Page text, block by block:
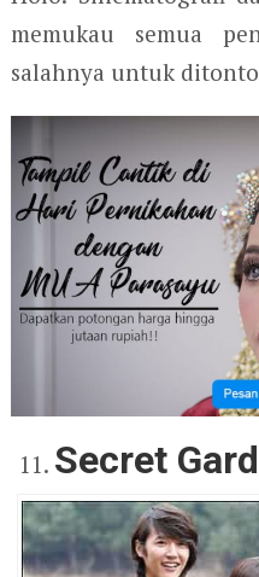
memukau semua
salahnya untuk
Secret